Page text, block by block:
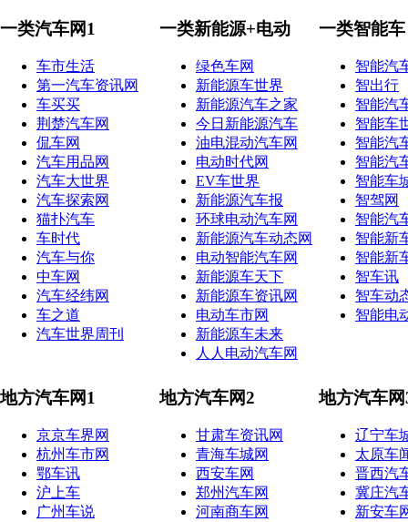
一类汽车网1
车市生活
第一汽车资讯网
车买买
荆楚汽车网
侃车网
汽车用品网
汽车大世界
汽车探索网
猫扑汽车
车时代
汽车与你
中车网
汽车经纬网
车之道
汽车世界周刊
一类新能源+电动
绿色车网
新能源车世界
新能源汽车之家
今日新能源汽车
油电混动汽车网
电动时代网
EV车世界
新能源汽车报
环球电动汽车网
新能源汽车动态网
电动智能汽车网
新能源车天下
新能源车资讯网
电动车市网
新能源车未来
人人电动汽车网
一类智能车
智能汽
智出行
智能汽
智能车
智能汽
智能汽
智能车
智驾网
智能汽
智能新
智能新
智车讯
智车动
智能电
地方汽车网1
京京车界网
杭州车市网
鄂车讯
沪上车
广州车说
地方汽车网2
甘肃车资讯网
青海车城网
西安车网
郑州汽车网
河南商车网
地方汽车网
辽宁车
太原车
晋西汽
冀庄汽
新安车